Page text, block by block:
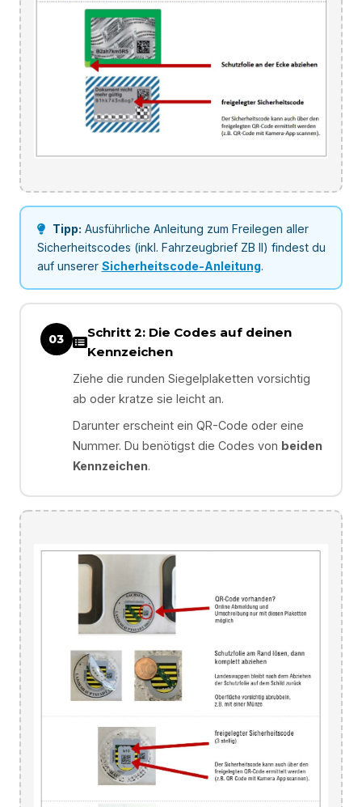
Tipp: Ausführliche Anleitung zum Freilegen aller
Sicherheitscodes (inkl. Fahrzeugbrief ZB II) findest du
auf unserer Sicherheitscode-Anleitung.
03
Schritt 2: Die Codes auf deinen
Kennzeichen
Ziehe die runden Siegelplaketten vorsichtig
ab oder kratze sie leicht an.
Darunter erscheint ein QR-Code oder eine
Nummer. Du benötigst die Codes von beiden
Kennzeichen.